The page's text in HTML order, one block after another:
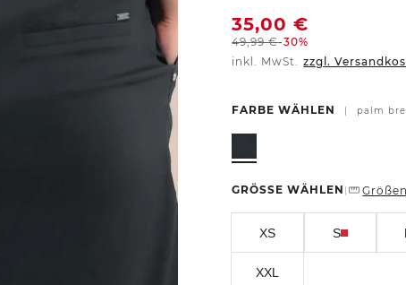
35,00€
49,99€-30%
inkl. MwSt. zzgl.
FARBE WÄHLEN | palm
GRÖSSE WÄHLEN |
XS S
XXL